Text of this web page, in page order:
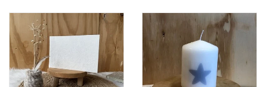
Elk mandje wordt geleverd met een bijpassend poppetje
gemaakt van het materiaal van het mandje om bijvoorbeeld als
tastbare herinnering te bewaren. Maar het kan natuurlijk ook
met het kindje worden meegegeven. Uiteraard kan een poppetje